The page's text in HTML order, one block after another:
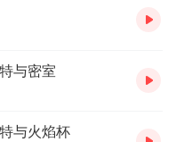
与密室
与火焰杯